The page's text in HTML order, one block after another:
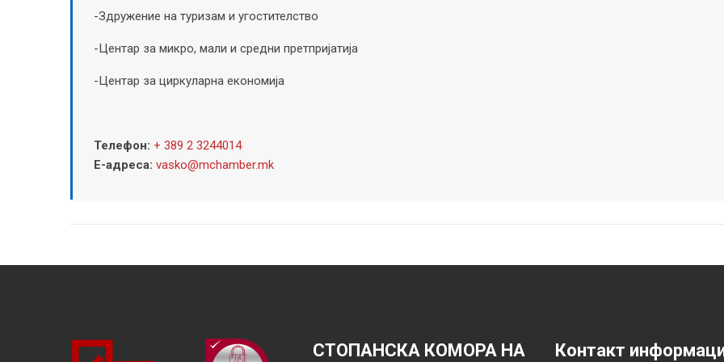
-Здружение на туризам и угостителство
-Центар за микро, мали и средни претпријатија
-Центар за циркуларна економија
Телефон: + 389 2 3244014
Е-адреса: vasko@mchamber.mk
СТОПАНСКА КОМОРА НА
Контакт